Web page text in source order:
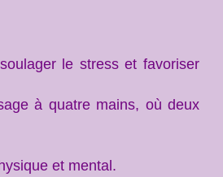
le stress et favoriser
à quatre mains, où deux
et mental.